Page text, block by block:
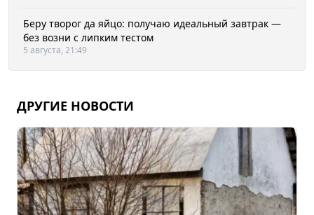
Беру творог да яйцо: получаю идеальный завтрак —
без возни с липким тестом
5 августа, 21:49
ДРУГИЕ НОВОСТИ